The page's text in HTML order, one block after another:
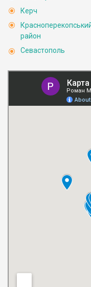
Керч
район
Севастополь